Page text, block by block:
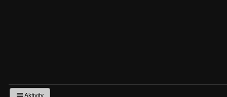
Aktivity